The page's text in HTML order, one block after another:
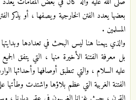
بعضها يعدد الفتن الخارجية ويصفها ، أو يذكر
المسلمين .
والذي يهمنا هنا ليس البحث في تعدادها وبدايتها
بل معرفة الفتنة الأخيرة منها ، التي يتفق
عليه السلام ، والتي تنطبق أوصافها وأحداثها
الفتنة الغربية التي عظم بلاؤها واشتدت